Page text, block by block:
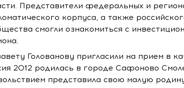
Представители федеральных и
корпуса, а также
смогли ознакомиться с
Голованову пригласили на прием в
2012 родилась в городе Сафоново
представила свою малую